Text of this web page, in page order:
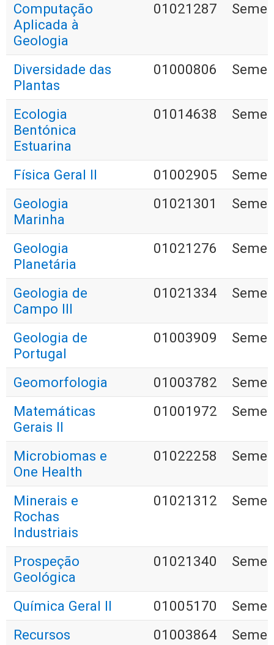
Computação
Aplicada à
Geologia
01021287
Diversidade das
Plantas
01000806
Ecologia
Bentónica
Estuarina
01014638
Física Geral II 01002905
Geologia
Marinha
01021301
Geologia
Planetária
01021276
Geologia de
Campo III
01021334
Geologia de
Portugal
01003909
Geomorfologia 01003782
Matemáticas
Gerais II
01001972
Microbiomas e
One Health
01022258
Minerais e
Rochas
Industriais
01021312
Prospeção
Geológica
01021340
Química Geral II 01005170
Recursos
01003864